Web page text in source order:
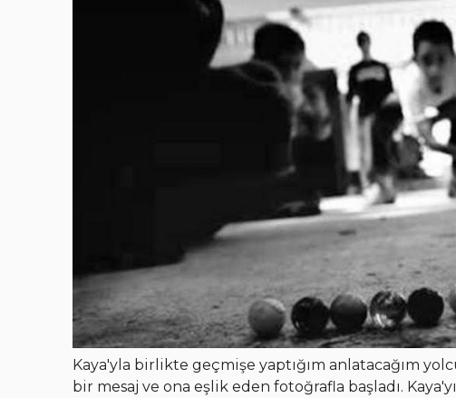
Kaya'yla birlikte geçmişe yaptığım anlatacağım
bir mesaj ve ona eşlik eden fotoğrafla başladı.